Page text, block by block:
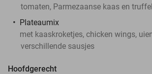
tomaten, Parmezaanse kaas en
Plateaumix
met kaaskroketjes, chicken wings,
verschillende sausjes
Hoofdgerecht